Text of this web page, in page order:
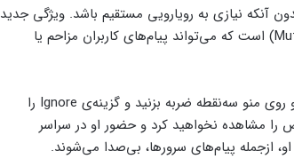
آنکه نیازی به رویارویی مستقیم باشد. ویژگی جدید
که نادیده‌گرفتن (Ignore) نام دارد، در واقع نوعی بی‌صداکردن (Mute) است که می‌تواند پیام‌های کاربران مزاحم یا
برای فعال‌کردن Ignore کافی است به پروفایل کاربر مدنظر بروید و روی منو سه‌نقطه ضربه بزنید و گزینه‌ی Ignore را
را مشاهده نخواهید کرد و حضور او در سراسر
ازجمله پیام‌های سرورها، بی‌صدا می‌شوند.